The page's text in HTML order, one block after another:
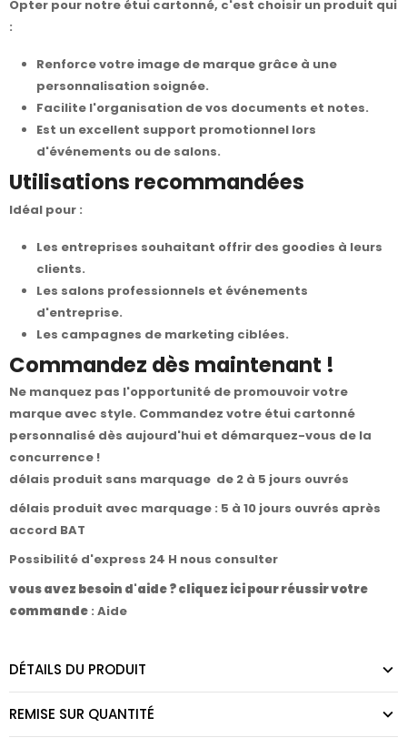
Opter pour notre étui cartonné, c'est choisir un produit qui
:
Renforce votre image de marque grâce à une
personnalisation soignée.
Facilite l'organisation de vos documents et notes.
Est un excellent support promotionnel lors
d'événements ou de salons.
Utilisations recommandées
Idéal pour :
Les entreprises souhaitant offrir des goodies à leurs
clients.
Les salons professionnels et événements
d'entreprise.
Les campagnes de marketing ciblées.
Commandez dès maintenant !
Ne manquez pas l'opportunité de promouvoir votre
marque avec style. Commandez votre étui cartonné
personnalisé dès aujourd'hui et démarquez-vous de la
concurrence !
délais produit sans marquage de 2 à 5 jours ouvrés
délais produit avec marquage : 5 à 10 jours ouvrés après
accord BAT
Possibilité d'express 24 H nous consulter
vous avez besoin d'aide ? cliquez ici pour réussir votre
commande : Aide
DÉTAILS DU PRODUIT
REMISE SUR QUANTITÉ